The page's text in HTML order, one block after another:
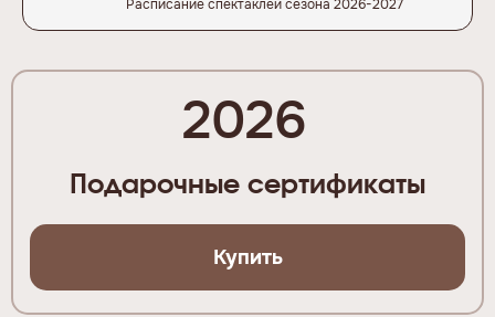
Расписание спектаклей сезона 2026-2027
2026
Подарочные сертификаты
Купить